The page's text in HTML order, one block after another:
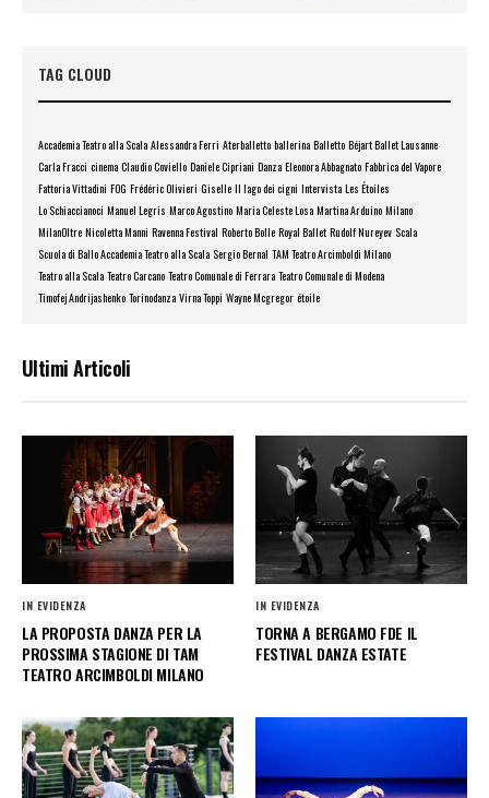
TAG CLOUD
Accademia Teatro alla Scala Alessandra Ferri Aterballetto ballerina Balletto Béjart Ballet Lausanne
Carla Fracci cinema Claudio Coviello Daniele Cipriani Danza Eleonora Abbagnato Fabbrica del Vapore
Fattoria Vittadini FOG Frédéric Olivieri Giselle Il lago dei cigni Intervista Les Étoiles
Lo Schiaccianoci Manuel Legris Marco Agostino Maria Celeste Losa Martina Arduino Milano
MilanOltre Nicoletta Manni Ravenna Festival Roberto Bolle Royal Ballet Rudolf Nureyev Scala
Scuola di Ballo Accademia Teatro alla Scala Sergio Bernal TAM Teatro Arcimboldi Milano
Teatro alla Scala Teatro Carcano Teatro Comunale di Ferrara Teatro Comunale di Modena
Timofej Andrijashenko Torinodanza Virna Toppi Wayne Mcgregor étoile
Ultimi Articoli
IN EVIDENZA
LA PROPOSTA DANZA PER LA
PROSSIMA STAGIONE DI TAM
TEATRO ARCIMBOLDI MILANO
IN EVIDENZA
TORNA A BERGAMO FDE IL
FESTIVAL DANZA ESTATE